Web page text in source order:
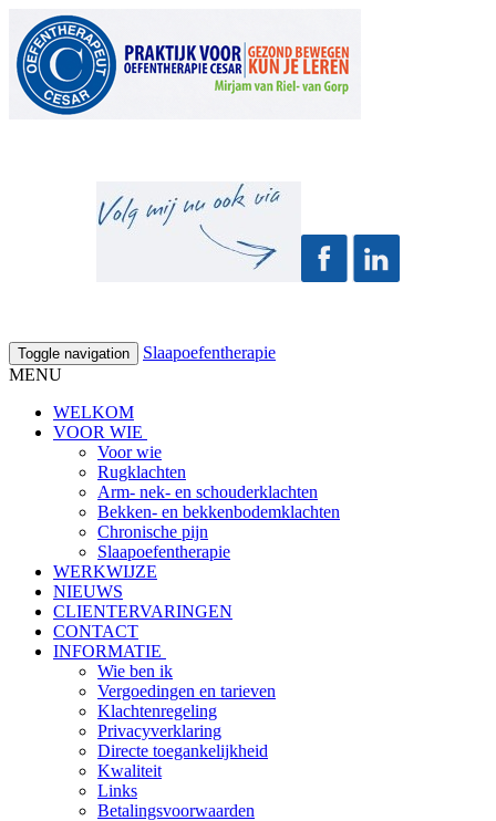
Toggle navigation
Slaapoefentherapie
MENU
WELKOM
VOOR WIE
Voor wie
Rugklachten
Arm- nek- en schouderklachten
Bekken- en bekkenbodemklachten
Chronische pijn
Slaapoefentherapie
WERKWIJZE
NIEUWS
CLIENTERVARINGEN
CONTACT
INFORMATIE
Wie ben ik
Vergoedingen en tarieven
Klachtenregeling
Privacyverklaring
Directe toegankelijkheid
Kwaliteit
Links
Betalingsvoorwaarden